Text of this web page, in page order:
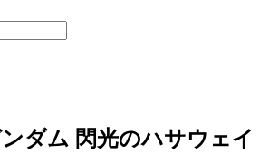
ンダム 閃光のハサウェイ